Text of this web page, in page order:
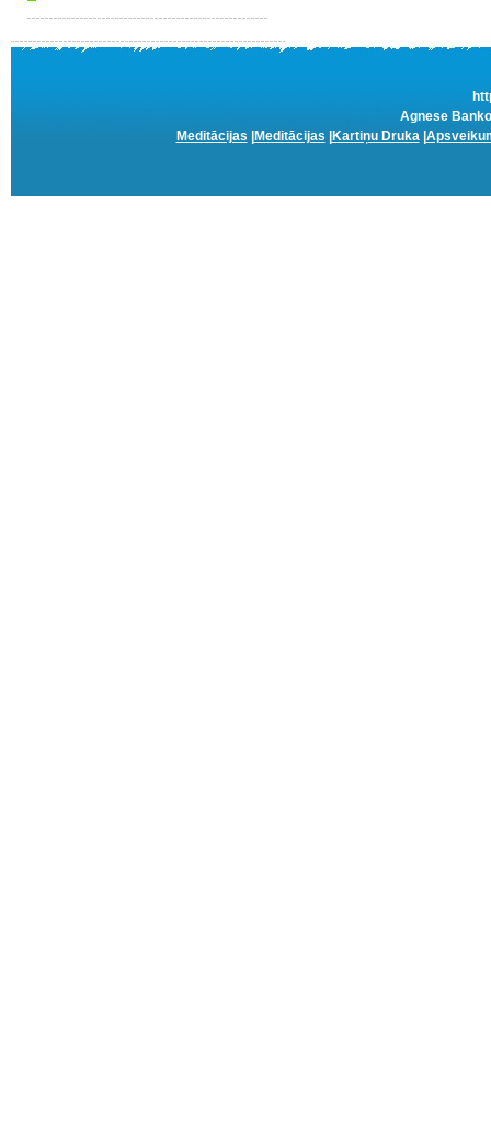
Agnese
Meditācijas
Meditācijas Kartiņu Druka|